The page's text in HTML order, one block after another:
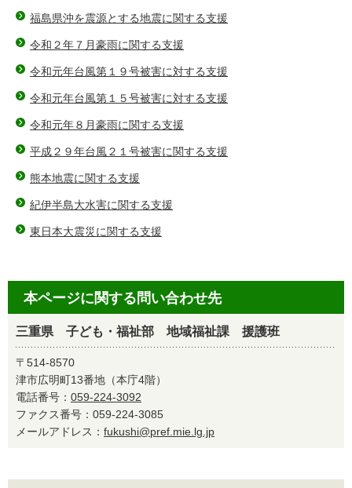
福島県沖を震源とする地震に関する支援
令和２年７月豪雨に関する支援
令和元年台風第１９号被害に対する支援
令和元年台風第１５号被害に対する支援
令和元年８月豪雨に関する支援
平成２９年台風２１号被害に関する支援
熊本地震に関する支援
紀伊半島大水害に関する支援
東日本大震災に関する支援
本ページに関する問い合わせ先
三重県 子ども・福祉部 地域福祉課 援護班
〒514-8570
津市広明町13番地（本庁4階）
電話番号： 059-224-3092
ファクス番号：059-224-3085
メールアドレス： fukushi@pref.mie.lg.jp